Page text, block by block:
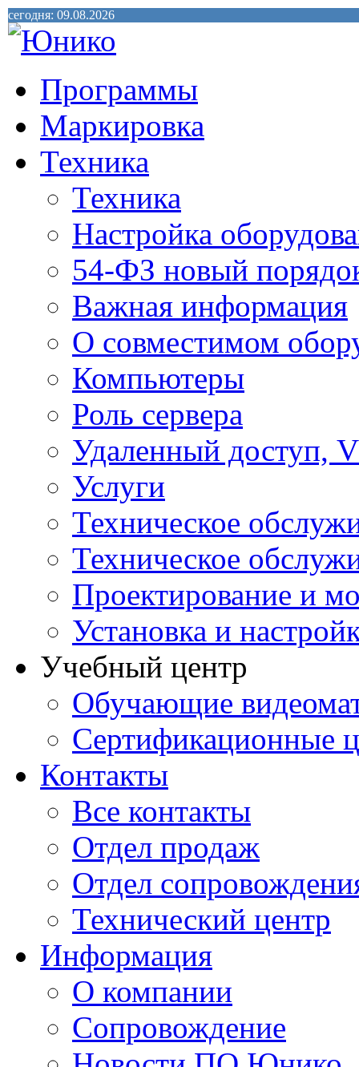
сегодня: 09.08.2026
Программы
Маркировка
Техника
Техника
Настройка
54-ФЗ новый
Важная информация
О совместимом
Компьютеры
Роль сервера
Удаленный доступ,
Услуги
Техническое
Техническое
Проектирование и
Установка и
Учебный центр
Обучающие
Сертификационные
Контакты
Все контакты
Отдел продаж
Отдел
Технический центр
Информация
О компании
Сопровождение